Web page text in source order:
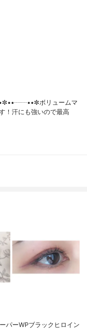
ボリュームマ
！汗にも強いので最高
パーWPブラックヒロイン